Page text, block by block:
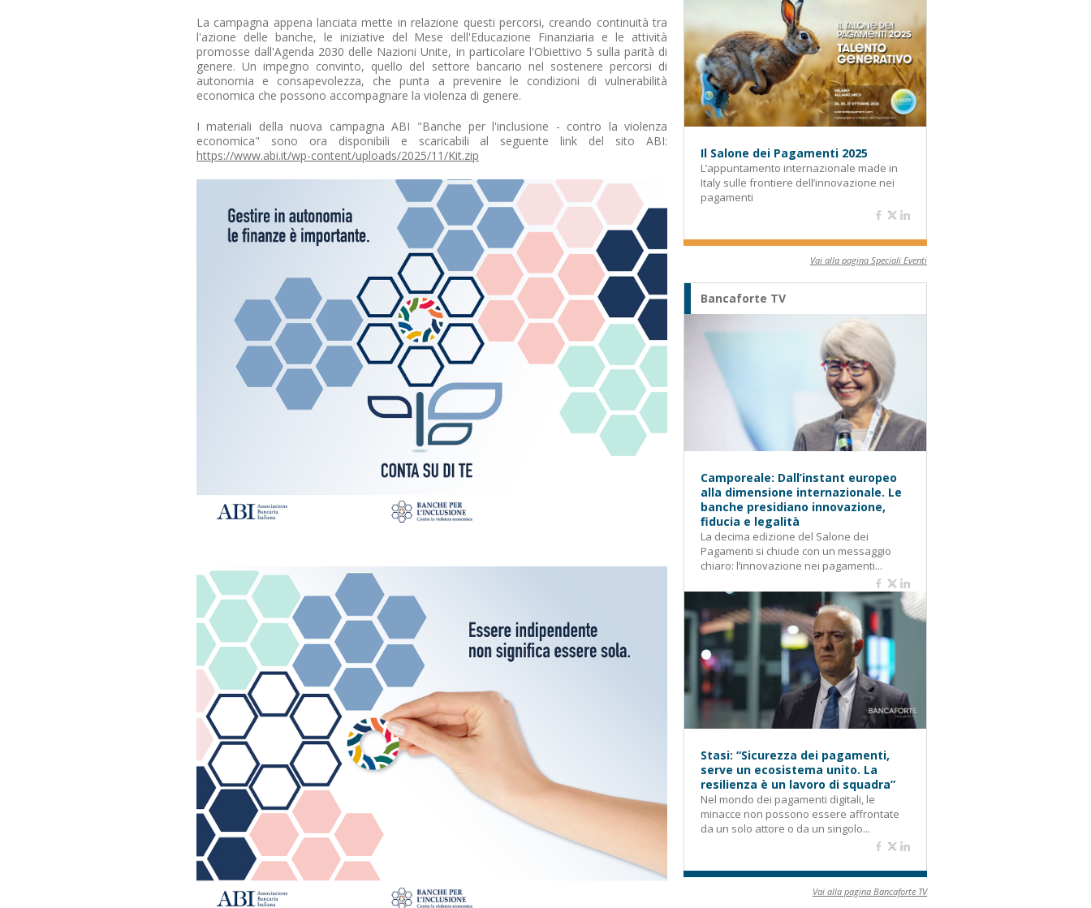
La campagna appena lanciata mette in relazione questi percorsi, creando continuità tra
l'azione delle banche, le iniziative del Mese dell'Educazione Finanziaria e le attività
promosse dall'Agenda 2030 delle Nazioni Unite, in particolare l'Obiettivo 5 sulla parità di
genere. Un impegno convinto, quello del settore bancario nel sostenere percorsi di
autonomia e consapevolezza, che punta a prevenire le condizioni di vulnerabilità
economica che possono accompagnare la violenza di genere.
I materiali della nuova campagna ABI "Banche per l'inclusione - contro la violenza
economica" sono ora disponibili e scaricabili al seguente link del sito ABI:
https://www.abi.it/wp-content/uploads/2025/11/Kit.zip
Il Salone dei Pagamenti 2025
L’appuntamento internazionale made in
Italy sulle frontiere dell’innovazione nei
pagamenti
Vai alla pagina Speciali Eventi
Bancaforte TV
Camporeale: Dall’instant europeo
alla dimensione internazionale. Le
banche presidiano innovazione,
fiducia e legalità
La decima edizione del Salone dei
Pagamenti si chiude con un messaggio
chiaro: l’innovazione nei pagamenti...
Stasi: “Sicurezza dei pagamenti,
serve un ecosistema unito. La
resilienza è un lavoro di squadra”
Nel mondo dei pagamenti digitali, le
minacce non possono essere affrontate
da un solo attore o da un singolo...
Vai alla pagina Bancaforte TV